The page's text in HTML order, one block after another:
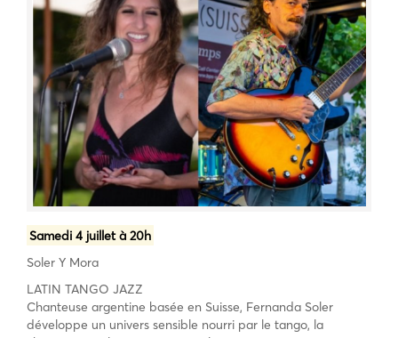
Samedi 4 juillet à 20h
Soler Y Mora
LATIN TANGO JAZZ
Chanteuse argentine basée en Suisse, Fernanda Soler
développe un univers sensible nourri par le tango, la